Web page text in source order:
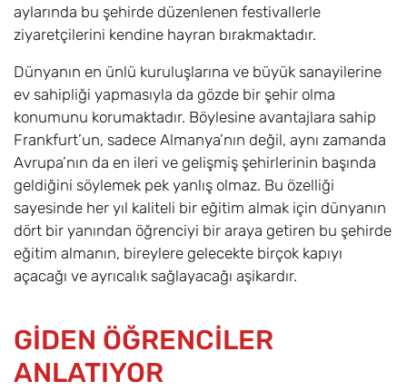
aylarında bu şehirde düzenlenen festivallerle
ziyaretçilerini kendine hayran bırakmaktadır.
Dünyanın en ünlü kuruluşlarına ve büyük sanayilerine
ev sahipliği yapmasıyla da gözde bir şehir olma
konumunu korumaktadır. Böylesine avantajlara sahip
Frankfurt’un, sadece Almanya’nın değil, aynı zamanda
Avrupa’nın da en ileri ve gelişmiş şehirlerinin başında
geldiğini söylemek pek yanlış olmaz. Bu özelliği
sayesinde her yıl kaliteli bir eğitim almak için dünyanın
dört bir yanından öğrenciyi bir araya getiren bu şehirde
eğitim almanın, bireylere gelecekte birçok kapıyı
açacağı ve ayrıcalık sağlayacağı aşikardır.
GİDEN ÖĞRENCİLER
ANLATIYOR